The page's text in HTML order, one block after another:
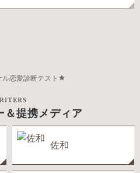
恋愛診断テスト
＆提携メディア
佐和